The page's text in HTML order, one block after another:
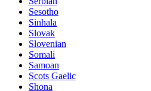
Sesotho
Sinhala
Slovak
Slovenian
Somali
Samoan
Scots Gaelic
Shona